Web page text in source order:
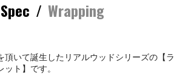
Spec / Wrapping
頂いて誕生したリアルウッドシリーズの【ラ
ト】です。